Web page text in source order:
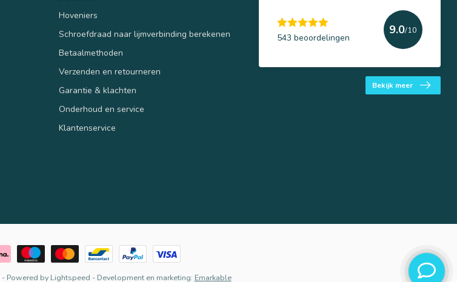
Hoveniers
Schroefdraad naar lijmverbinding berekenen
Betaalmethoden
Verzenden en retourneren
Garantie & klachten
Onderhoud en service
Klantenservice
543 beoordelingen
9.0/10
Bekijk meer
- Powered by Lightspeed - Development en marketing: Emarkable